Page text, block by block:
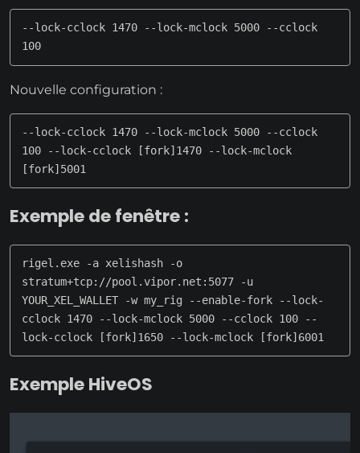
--lock-cclock 1470 --lock-mclock 5000 --cclock
100
Nouvelle configuration :
--lock-cclock 1470 --lock-mclock 5000 --cclock
100 --lock-cclock [fork]1470 --lock-mclock
[fork]5001
Exemple de fenêtre :
rigel.exe -a xelishash -o
stratum+tcp://pool.vipor.net:5077 -u
YOUR_XEL_WALLET -w my_rig --enable-fork --lock-
cclock 1470 --lock-mclock 5000 --cclock 100 --
lock-cclock [fork]1650 --lock-mclock [fork]6001
Exemple HiveOS